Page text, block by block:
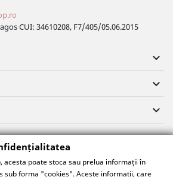
CUI: 34610208, F7/405/05.06.2015



acesta poate stoca sau prelua informații în
sub forma "cookies". Aceste informații, care